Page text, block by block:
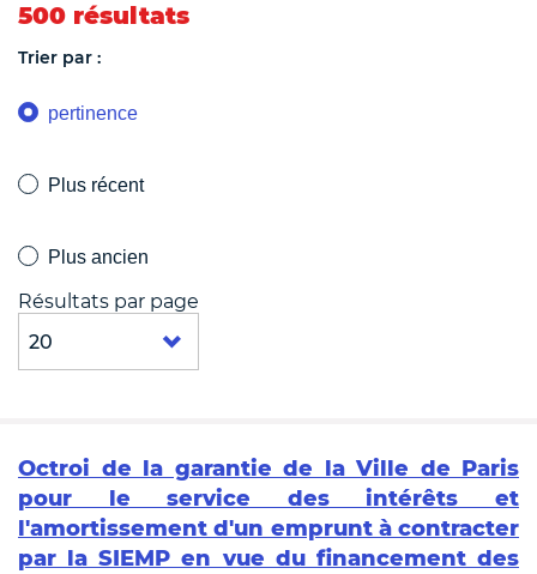
500 résultats
Trier par :
pertinence
Plus récent
Plus ancien
Résultats par page
Octroi de la garantie de la Ville de Paris
pour le service des intérêts et
l'amortissement d'un emprunt à contracter
par la SIEMP en vue du financement des